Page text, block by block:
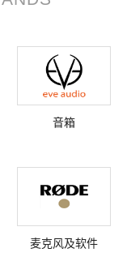
音箱
麦克风及软件